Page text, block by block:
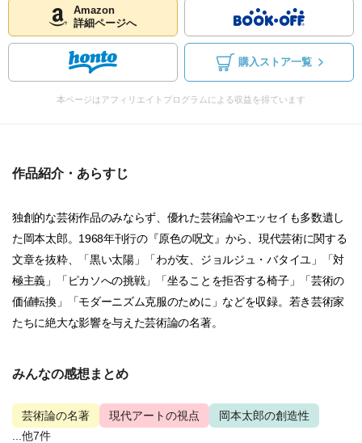
Amazon
詳細ページへ
購入ストア一覧
本ページはアフィリエイトプログラムによる収益を得ています
作品紹介・あらすじ
独創的な芸術作品のみならず、優れた芸術論やエッセイも多数遺し
た岡本太郎。1968年刊行の『原色の呪文』から、現代芸術に関する
文章を抜粋、「黒い太陽」「わが友、ジョルジュ・バタイユ」「対
極主義」「ピカソへの挑戦」「坐ることを拒否する椅子」「芸術の
価値転換」「モダーニズム克服のために」などを収録。若き芸術家
たちに絶大な影響を与えた芸術論の名著。
みんなの感想まとめ
芸術論の名著 現代アートの視点
岡本太郎の創造性
...他7件